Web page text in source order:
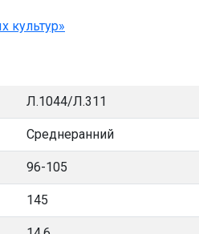
культур»
Л.1044/Л.311
Среднеранний
96-105
145